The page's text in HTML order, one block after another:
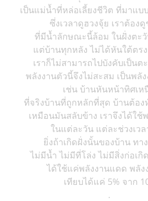
เป็นแม่น้ำที่หล่อเลี้ยงชีวิต ที่มาแบ
ซึ่งเวลาดูฮวงจุ้ย เราต้อง
ที่มีน้ำลักษณะนี้ล้อม ในฝั่งตะ
แต่บ้านทุกหลัง ไม่ได้หันใต้ตร
เราก็ไม่สามารถไปบังคับเป็นต
พลังงานตัวนี้จึงไม่สะสม เป็นพลั
เช่น บ้านหันหน้าทิศเห
ที่จริงบ้านที่ถูกหลักที่สุด บ้านต้อ
เหมือนมันสลับข้าง เราจึงได้ใช้
ในแต่ละวัน แต่ละช่วงเว
ยิ่งถ้าเกิดฝั่งนั้นของบ้าน ทา
ไม่มีน้ำ ไม่มีที่โล่ง ไม่มีสิ่งก่อเ
ได้ใช้แค่พลังงานแดด พลัง
เทียบได้แค่ 5% จาก
.